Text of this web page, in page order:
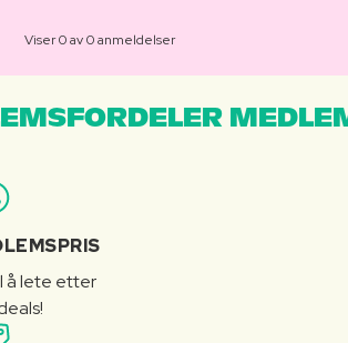
Viser 0 av 0 anmeldelser
å lete etter